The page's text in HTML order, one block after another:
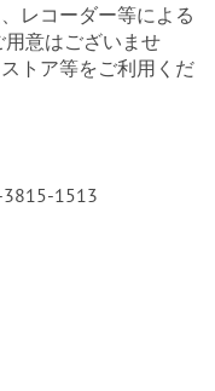
レコーダー等による
意はございませ
トア等をご利用くだ
3815-1513